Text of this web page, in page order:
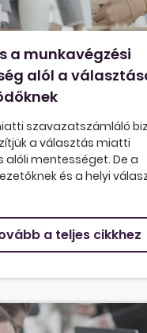
a munkavégzési
alól a
szavazatszámláló
a választás miatti
alóli mentességet. De a
és a helyi
a teljes cikkhez